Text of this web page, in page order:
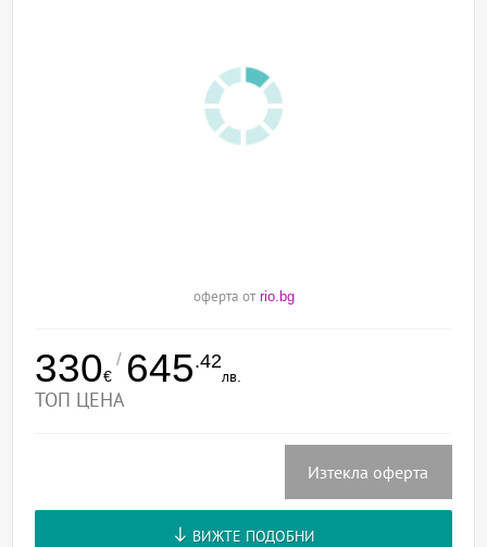
оферта от rio.bg
330€
/ 645.42
лв.
ТОП ЦЕНА
Изтекла оферта
ВИЖТЕ ПОДОБНИ